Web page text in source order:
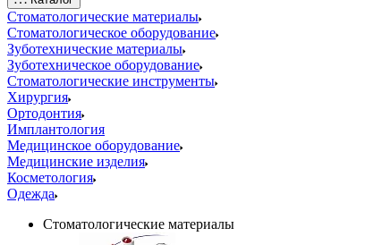
Стоматологические материалы
Стоматологическое оборудование
Зуботехнические материалы
Зуботехническое оборудование
Стоматологические инструменты
Хирургия
Ортодонтия
Имплантология
Медицинское оборудование
Медицинские изделия
Косметология
Одежда
Стоматологические материалы